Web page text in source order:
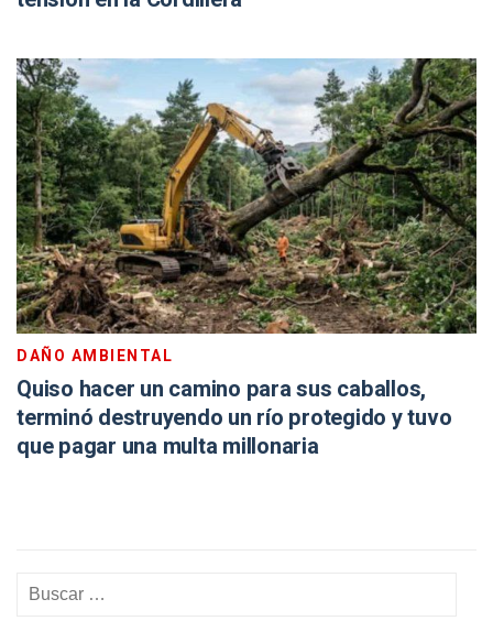
DAÑO AMBIENTAL
Quiso hacer un camino para sus caballos,
terminó destruyendo un río protegido y tuvo
que pagar una multa millonaria